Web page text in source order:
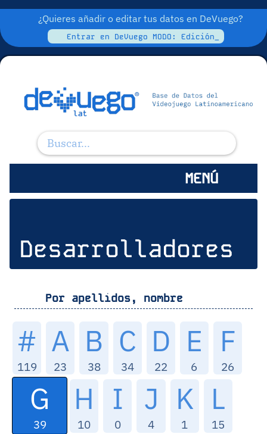
¿Quieres añadir o editar tus datos en DeVuego?
Entrar en DeVuego MODO: Edición_
MENÚ
Desarrolladores
Por apellidos, nombre
#
119
A
23
B
38
C
34
D
22
E
6
F
26
G
39
H
10
I
0
J
4
K
1
L
15